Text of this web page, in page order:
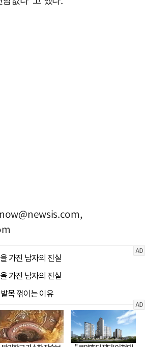
now@newsis.com,